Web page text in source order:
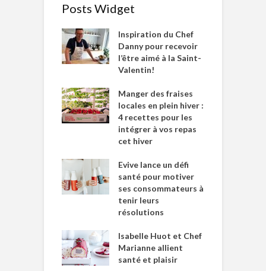
Posts Widget
Inspiration du Chef
Danny pour recevoir
l’être aimé à la Saint-
Valentin!
Manger des fraises
locales en plein hiver :
4 recettes pour les
intégrer à vos repas
cet hiver
Evive lance un défi
santé pour motiver
ses consommateurs à
tenir leurs
résolutions
Isabelle Huot et Chef
Marianne allient
santé et plaisir